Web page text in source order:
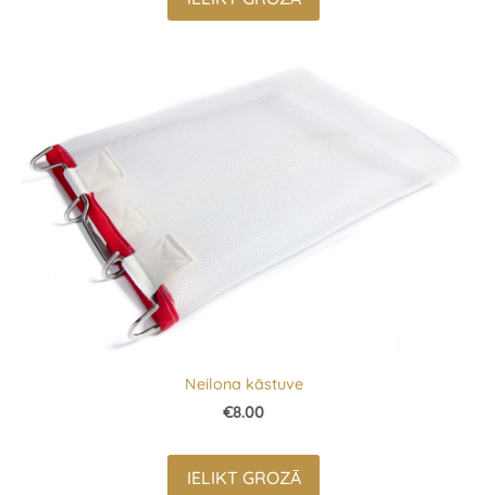
Neilona kāstuve
€8.00
IELIKT GROZĀ